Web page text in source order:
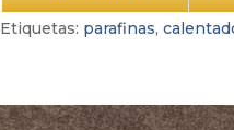
Etiquetas: parafinas,